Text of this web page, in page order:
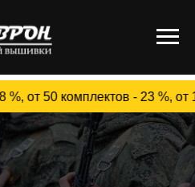
комплектов - 23 %, от 100